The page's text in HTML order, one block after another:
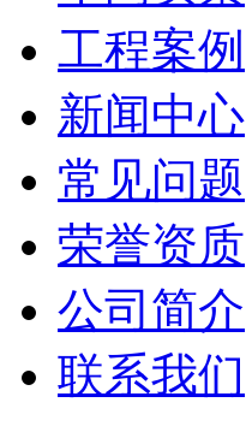
工程案例
新闻中心
常见问题
荣誉资质
公司简介
联系我们